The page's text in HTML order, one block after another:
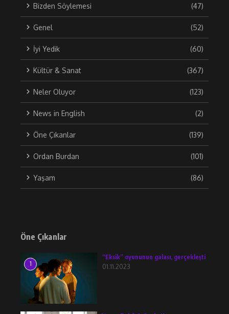
Bizden Söylemesi (47)
Genel (52)
İyi Yedik (60)
Kültür & Sanat (367)
Neler Oluyor (123)
News in English (2)
Öne Çıkanlar (139)
Ordan Burdan (101)
Yaşam (86)
Öne Çıkanlar
1
“Eksik” oyununun galası, gerçekleşti
01.11.2023